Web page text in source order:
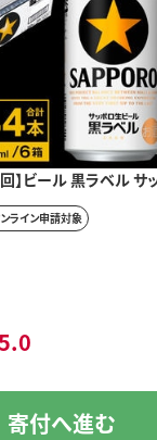
ビール 黒ラベル サ
ライン申請対象
寄付へ進む